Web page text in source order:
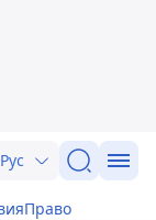
Рус
Право